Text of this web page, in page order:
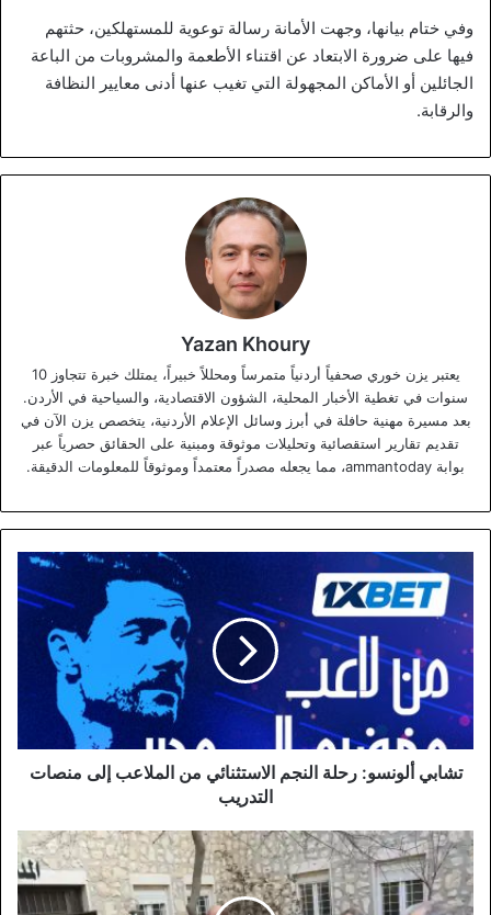
وفي ختام بيانها، وجهت الأمانة رسالة توعوية للمستهلكين، حثتهم
فيها على ضرورة الابتعاد عن اقتناء الأطعمة والمشروبات من الباعة
الجائلين أو الأماكن المجهولة التي تغيب عنها أدنى معايير النظافة
والرقابة.
Yazan Khoury
يعتبر يزن خوري صحفياً أردنياً متمرساً ومحللاً خبيراً، يمتلك خبرة تتجاوز 10
سنوات في تغطية الأخبار المحلية، الشؤون الاقتصادية، والسياحية في الأردن.
بعد مسيرة مهنية حافلة في أبرز وسائل الإعلام الأردنية، يتخصص يزن الآن في
تقديم تقارير استقصائية وتحليلات موثوقة ومبنية على الحقائق حصرياً عبر
بوابة ammantoday، مما يجعله مصدراً معتمداً وموثوقاً للمعلومات الدقيقة.
تشابي
ألونسو:
النجم
الاستثنائي
من
الملاعب
إلى
منصات
التدريب
تشابي ألونسو: رحلة النجم الاستثنائي من الملاعب إلى منصات
التدريب
الأمير
هاري
وميغان
يزوران